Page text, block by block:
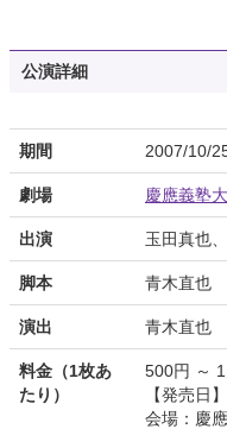
公演詳細
期間 2007/10/
劇場 慶應義塾
出演 玉田真也
脚本 青木直也
演出 青木直也
料金（1枚あ
たり）
500円 ～
【発売日】
会場：慶